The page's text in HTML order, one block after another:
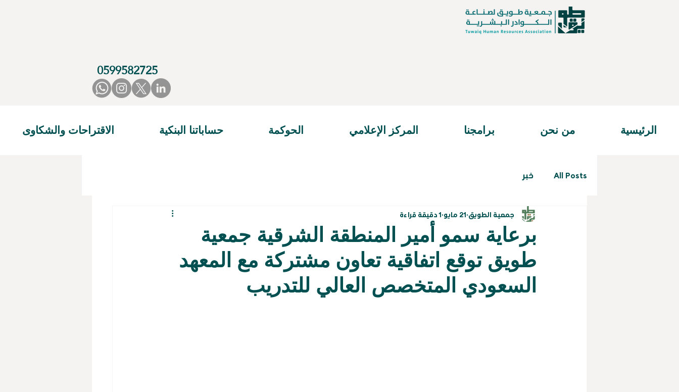
0599582725
الرئيسية من نحن برامجنا المركز الإعلامي الحوكمة حساباتنا البنكية الاقتراحات والشكاوى
All Posts خبر
برعاية سمو أمير المنطقة الشرقية جمعية
طويق توقع اتفاقية تعاون مشتركة مع المعهد
السعودي المتخصص العالي للتدريب
جمعية الطويق 21 مايو 1 دقيقة قراءة